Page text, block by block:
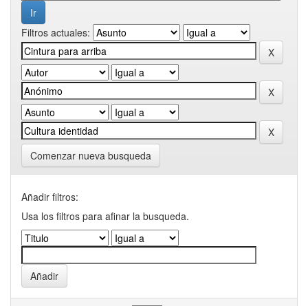
Filtros actuales:
Comenzar nueva busqueda
Añadir filtros:
Usa los filtros para afinar la busqueda.